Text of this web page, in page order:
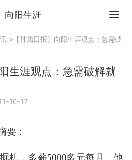
向阳生涯
>【甘肃日报】向阳生涯观点：急需破
生涯观点：急需破解就
10-17
要：
机，多薪5000多元每月。他